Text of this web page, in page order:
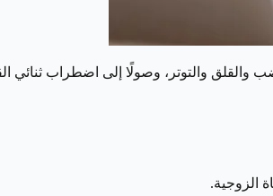
والقلق والتوتر، وصولًا إلى اضطراب
الزوجية.